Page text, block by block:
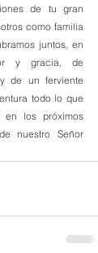
de tu gran
como familia
juntos, en
y gracia, de
de un ferviente
todo lo que
en los próximos
nuestro Señor